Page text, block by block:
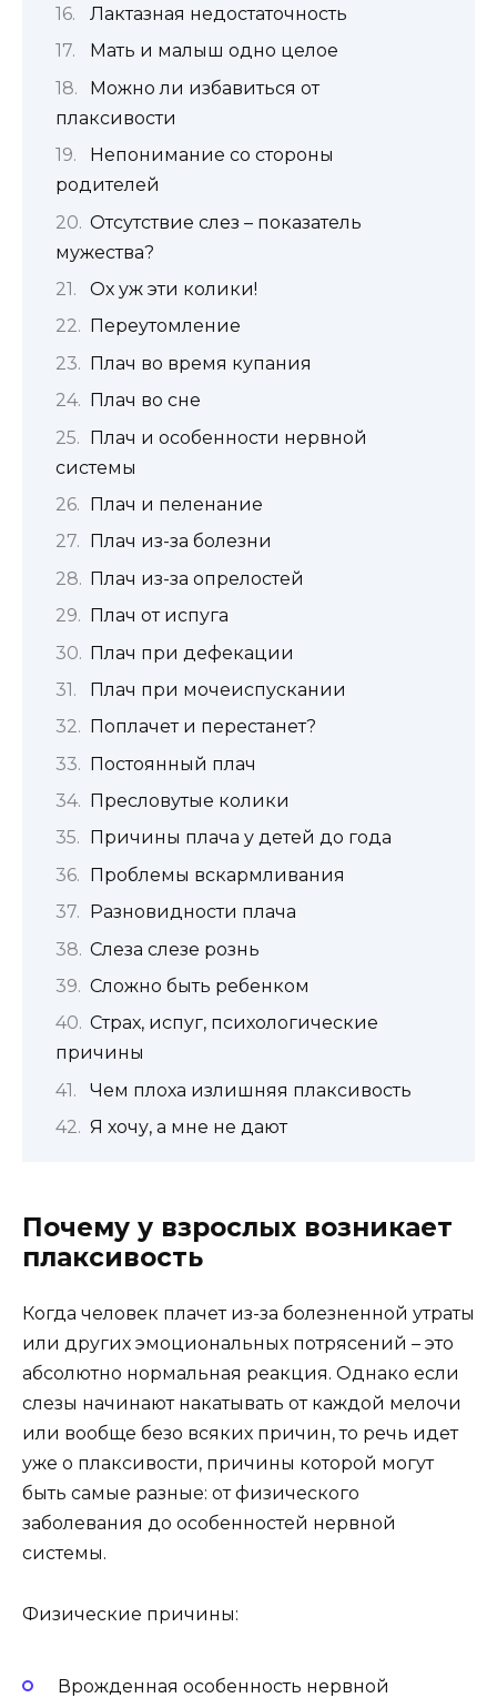
Лактазная недостаточность
Мать и малыш одно целое
Можно ли избавиться от
плаксивости
Непонимание со стороны
родителей
Отсутствие слез – показатель
мужества?
Ох уж эти колики!
Переутомление
Плач во время купания
Плач во сне
Плач и особенности нервной
системы
Плач и пеленание
Плач из-за болезни
Плач из-за опрелостей
Плач от испуга
Плач при дефекации
Плач при мочеиспускании
Поплачет и перестанет?
Постоянный плач
Пресловутые колики
Причины плача у детей до года
Проблемы вскармливания
Разновидности плача
Слеза слезе рознь
Сложно быть ребенком
Страх, испуг, психологические
причины
Чем плоха излишняя плаксивость
Я хочу, а мне не дают
Почему у взрослых возникает
плаксивость
Когда человек плачет из-за болезненной утраты
или других эмоциональных потрясений – это
абсолютно нормальная реакция. Однако если
слезы начинают накатывать от каждой мелочи
или вообще безо всяких причин, то речь идет
уже о плаксивости, причины которой могут
быть самые разные: от физического
заболевания до особенностей нервной
системы.
Физические причины:
Врожденная особенность нервной